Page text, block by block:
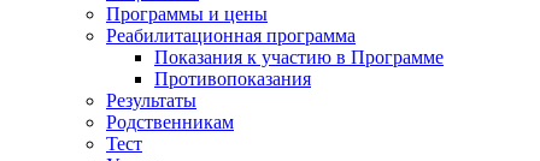
Программы и цены
Реабилитационная программа
Показания к участию в Программе
Противопоказания
Результаты
Родственникам
Тест